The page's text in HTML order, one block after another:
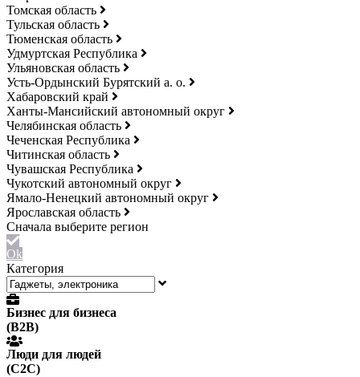
Томская область
Тульская область
Тюменская область
Удмуртская Республика
Ульяновская область
Усть-Ордынский Бурятский а. о.
Хабаровский край
Ханты-Мансийский автономный округ
Челябинская область
Чеченская Республика
Читинская область
Чувашская Республика
Чукотский автономный округ
Ямало-Ненецкий автономный округ
Ярославская область
Ok
Категория
Бизнес для бизнеса
(B2B)
Люди для людей
(С2С)